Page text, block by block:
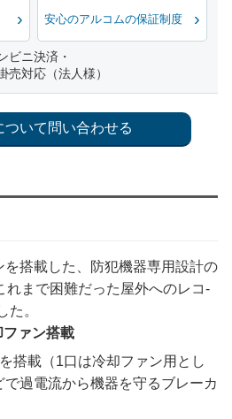
安心のアルコムの保証制度
ビニ決済・
売対応（法人様）
搭載した、防犯機器専用設計の
れまで困難だった屋外へのレコ-
た。
ァン搭載
搭載（1口は冷却ファン用とし
過電流から機器を守るブレーカ